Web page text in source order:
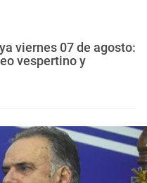
viernes 07 de agosto:
vespertino y